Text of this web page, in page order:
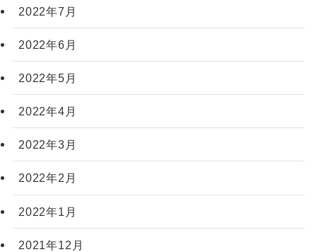
2022年7月
2022年6月
2022年5月
2022年4月
2022年3月
2022年2月
2022年1月
2021年12月